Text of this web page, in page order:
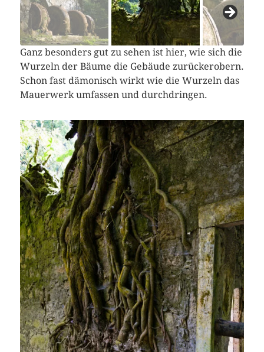
Ganz besonders gut zu sehen ist hier, wie sich die
Wurzeln der Bäume die Gebäude zurückerobern.
Schon fast dämonisch wirkt wie die Wurzeln das
Mauerwerk umfassen und durchdringen.